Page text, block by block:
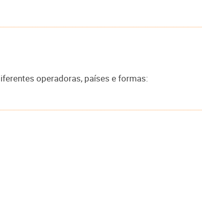
operadoras, países e formas: